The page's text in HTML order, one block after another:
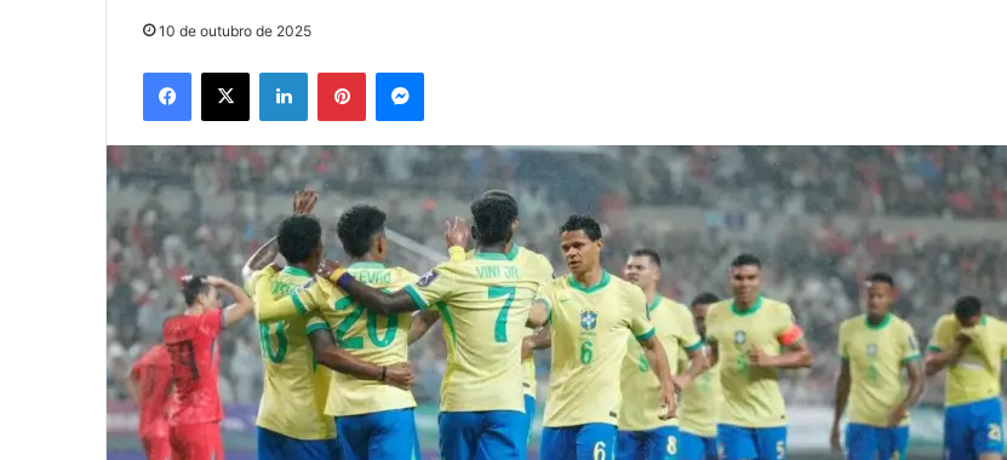
10 de outubro de 2025
Facebook
X LinkedinPinterestMessenger